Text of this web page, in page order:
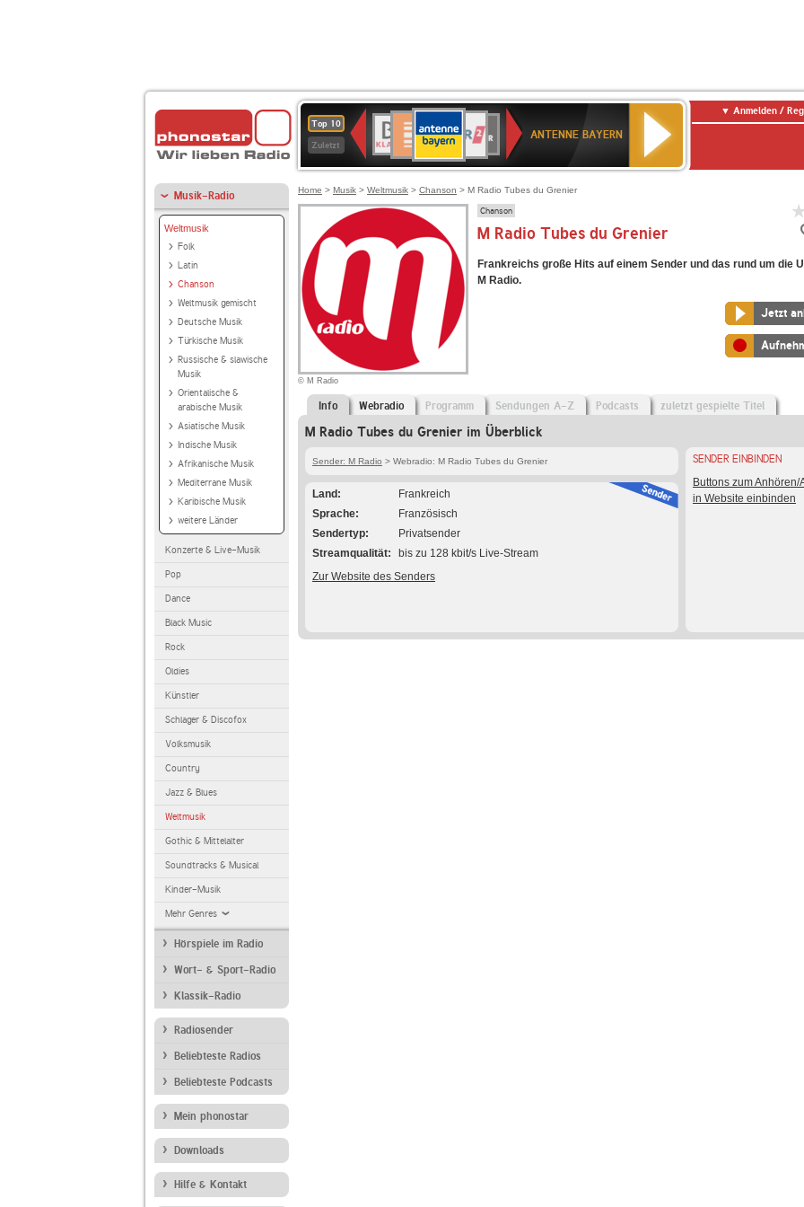
Top 10
Zuletzt
Deutschlandfunk
80er
90er
OLDIE
ANTENNE
SWR3
WDR
4
BR-
KLASSIK
Deutschlandfunk
KulturBAYERN
2
SWR
Kultur
NDR
2
ANTENNE BAYERN
Anmelden /
Musik-Radio
Weltmusik
Folk
Latin
Chanson
Weltmusik gemischt
Deutsche Musik
Türkische Musik
Russische & slawische
Musik
Orientalische &
arabische Musik
Asiatische Musik
Indische Musik
Afrikanische Musik
Mediterrane Musik
Karibische Musik
weitere Länder
Konzerte & Live-Musik
Pop
Dance
Black Music
Rock
Oldies
Künstler
Schlager & Discofox
Volksmusik
Country
Jazz & Blues
Weltmusik
Gothic & Mittelalter
Soundtracks & Musical
Kinder-Musik
Mehr Genres
Hörspiele im Radio
Wort- & Sport-Radio
Klassik-Radio
Radiosender
Beliebteste Radios
Beliebteste Podcasts
Mein phonostar
Downloads
Hilfe & Kontakt
Home > Musik > Weltmusik > Chanson > M Radio Tubes du Grenier
© M Radio
Chanson
M Radio Tubes du Grenier
Frankreichs große Hits auf einem Sender und das rund um die
M Radio.
Jetzt
Info Webradio Programm Sendungen A-Z Podcasts zuletzt gespielte Titel
M Radio Tubes du Grenier im Überblick
Sender: M Radio > Webradio: M Radio Tubes du Grenier
Land
Frankreich
Sprache
Französisch
Sendertyp
Privatsender
Streamqualität
bis zu 128 kbit/s Live-Stream
Zur Website des Senders
SENDER EINBINDEN
Buttons zum Anhören/
in Website einbinden